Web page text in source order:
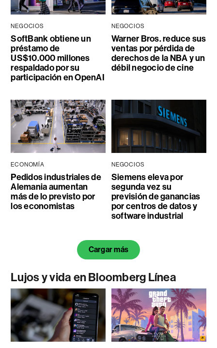
NEGOCIOS
SoftBank obtiene un
préstamo de
US$10.000 millones
respaldado por su
participación en OpenAI
NEGOCIOS
Warner Bros. reduce sus
ventas por pérdida de
derechos de la NBA y un
débil negocio de cine
ECONOMÍA
Pedidos industriales de
Alemania aumentan
más de lo previsto por
los economistas
NEGOCIOS
Siemens eleva por
segunda vez su
previsión de ganancias
por centros de datos y
software industrial
Cargar más
Lujos y vida en Bloomberg Línea